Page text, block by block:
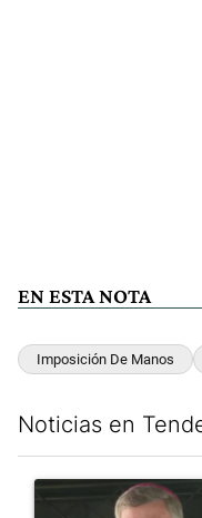
EN ESTA NOTA
Imposición De Manos
Noticias en
Un artículo de